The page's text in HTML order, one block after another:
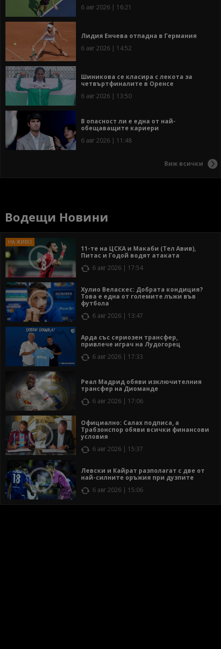
6 авг 2026 | 16:21
Лидия Енчева отпадна в Германия
6 авг 2026 | 14:52
Шиникова се класира с лекота за
четвъртфиналите в Оренсе
6 авг 2026 | 13:50
В опасност ли е една от най-
обещаващите кариери
6 авг 2026 | 11:48
Виж всички
Водещи Новини
11-те на ЦСКА и Макаби (Тел Авив),
Питас и Годой водят атаката
6 авг 2026 | 17:54
Хулио Веласкес: Добрата кондиция?
Това е една от големите лъжи във
футбола
6 авг 2026 | 13:47
Арда със сериозен трансфер,
привлече играч на Лудогорец
6 авг 2026 | 17:33
Реал Мадрид обяви изключителния
трансфер на Диоманде
6 авг 2026 | 17:06
Официално: Салах подписа, а
Трабзонспор обяви всички финансови
условия
6 авг 2026 | 15:37
Левски и Кайрат разполагат с две от
най-силните оръжия при дузпите
6 авг 2026 | 15:06